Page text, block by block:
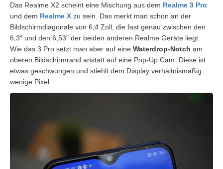
Das Realme X2 scheint eine Mischung aus dem Realme 3 Pro
und dem Realme X zu sein. Das merkt man schon an der
Bildschirmdiagonale von 6,4 Zoll, die fast genau zwischen den
6,3″ und den 6,53″ der beiden anderen Realme Geräte liegt.
Wie das 3 Pro setzt man aber auf eine Waterdrop-Notch am
oberen Bildschirmrand anstatt auf eine Pop-Up Cam. Diese ist
etwas geschwungen und stiehlt dem Display verhältnismäßig
wenige Pixel.